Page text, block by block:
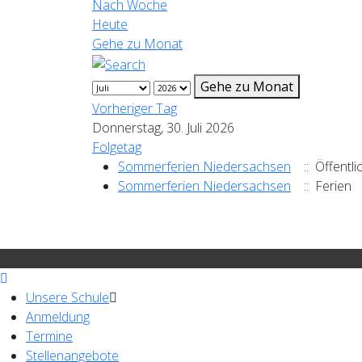
Nach Woche
Heute
Gehe zu Monat
Gehe zu Monat
Vorheriger Tag
Donnerstag, 30. Juli 2026
Folgetag
Sommerferien Niedersachsen
::
Sommerferien Niedersachsen
:: Ferien
Unsere Schule
Anmeldung
Termine
Stellenangebote